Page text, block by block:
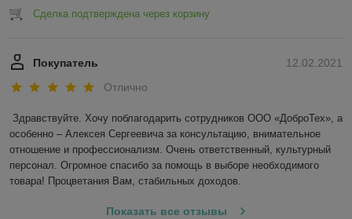
Сделка подтверждена через корзину
12.02.2021
Покупатель
Отлично
Здравствуйте. Хочу поблагодарить сотрудников ООО «ДоброТех», а
особенно – Алексея Сергеевича за консультацию, внимательное
отношение и профессионализм. Очень ответственный, культурный
персонал. Огромное спасибо за помощь в выборе необходимого
товара! Процветания Вам, стабильных доходов.
Показать все отзывы